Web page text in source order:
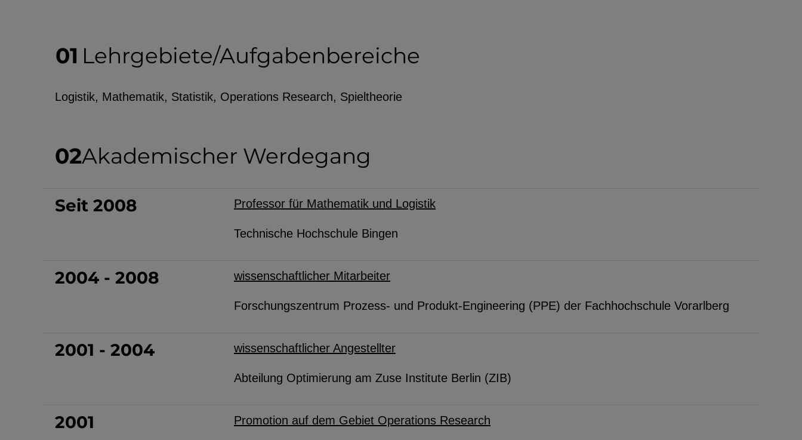
Lehrgebiete/Aufgabenbereiche
Logistik, Mathematik, Statistik, Operations Research, Spieltheorie
Akademischer Werdegang
Seit 2008 Professor für Mathematik und Logistik
Technische Hochschule Bingen
2004 - 2008 wissenschaftlicher Mitarbeiter
Forschungszentrum Prozess- und Produkt-Engineering (PPE) der Fachhochschule Vorarlberg
2001 - 2004 wissenschaftlicher Angestellter
Abteilung Optimierung am Zuse Institute Berlin (ZIB)
2001 Promotion auf dem Gebiet Operations Research
EXTERNE MEDIEN
durch Drittanbieter, bspw. über das Einbinden